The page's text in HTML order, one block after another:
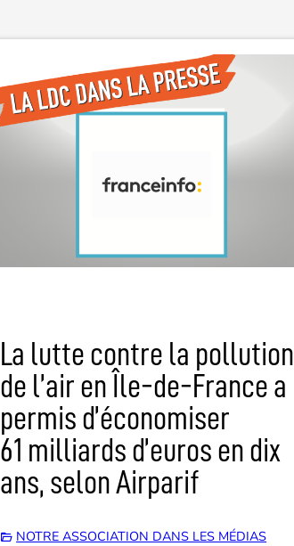
La lutte contre la pollution
de l’air en Île-de-France a
permis d’économiser
61 milliards d’euros en dix
ans, selon Airparif
NOTRE ASSOCIATION DANS LES MÉDIAS